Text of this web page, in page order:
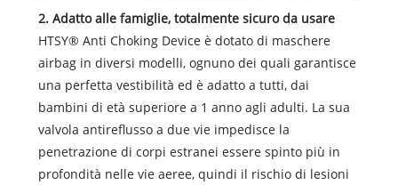
2. Adatto alle famiglie, totalmente sicuro da usare
HTSY® Anti Choking Device è dotato di maschere
airbag in diversi modelli, ognuno dei quali garantisce
una perfetta vestibilità ed è adatto a tutti, dai
bambini di età superiore a 1 anno agli adulti. La sua
valvola antireflusso a due vie impedisce la
penetrazione di corpi estranei essere spinto più in
profondità nelle vie aeree, quindi il rischio di lesioni